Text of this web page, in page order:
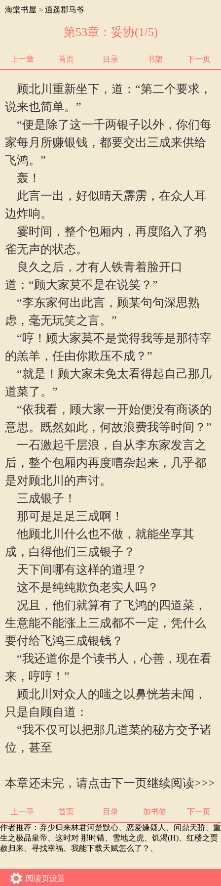
海棠书屋 > 逍遥郡马爷
第53章：妥协(1/5)
上一章 首页 目录 书架 下一页
顾北川重新坐下，道：“第二个要求，
说来也简单。”
“便是除了这一千两银子以外，你们每
家每月所赚银钱，都要交出三成来供给
飞鸿。”
轰！
此言一出，好似晴天霹雳，在众人耳
边炸响。
霎时间，整个包厢内，再度陷入了鸦
雀无声的状态。
良久之后，才有人铁青着脸开口
道：“顾大家莫不是在说笑？”
“李东家何出此言，顾某句句深思熟
虑，毫无玩笑之言。”
“哼！顾大家莫不是觉得我等是那待宰
的羔羊，任由你欺压不成？”
“就是！顾大家未免太看得起自己那几
道菜了。”
“依我看，顾大家一开始便没有商谈的
意思。既然如此，何故浪费我等时间？”
一石激起千层浪，自从李东家发言之
后，整个包厢内再度嘈杂起来，几乎都
是对顾北川的声讨。
三成银子！
那可是足足三成啊！
他顾北川什么也不做，就能坐享其
成，白得他们三成银子？
天下间哪有这样的道理？
这不是纯纯欺负老实人吗？
况且，他们就算有了飞鸿的四道菜，
生意能不能涨上三成都不一定，凭什么
要付给飞鸿三成银钱？
“我还道你是个读书人，心善，现在看
来，哼哼！”
顾北川对众人的嗤之以鼻恍若未闻，
只是自顾自道：
“我不仅可以把那几道菜的秘方交予诸
位，甚至
本章还未完，请点击下一页继续阅读>>>
上一章 首页 目录 加书签
下一页
作者推荐： 弃少归来林君河楚默心 恋爱嫌疑人 问鼎天骄
重
生之极品皇帝
这时对 那时错 雪地之虎 饥渴(H)
红楼之贾
赦归来
寻找幸福 我能下载天赋怎么了？
阅读页设置